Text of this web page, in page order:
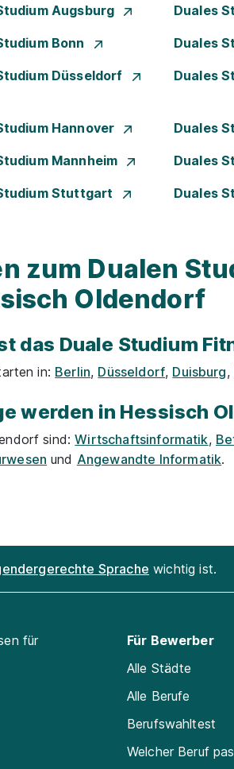
Augsburg Duales
Bonn Duales
Düsseldorf Duales
Hannover Duales
Mannheim Duales
Stuttgart Duales
zum Dualen
Oldendorf
das Duale Studium
in: Berlin, Düsseldorf, Duisburg,
werden in Hessisch
sind:Wirtschaftsinformatik,
und Angewandte Informatik.
Sprache wichtig ist.
für
Für Bewerber
Alle Städte
Alle Berufe
Berufswahltest
Welcher Beruf